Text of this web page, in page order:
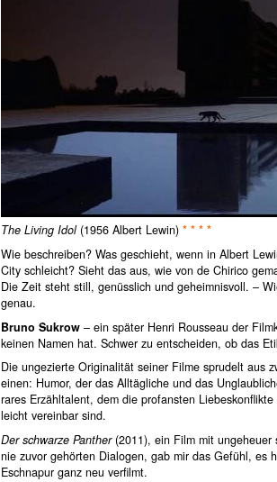
The Living Idol(1956 Albert Lewin) * * * *
Wie beschreiben? Was geschieht, wenn in Albert
City schleicht? Sieht das aus, wie von de Chirico
Die Zeit steht still, genüsslich und geheimnisvoll. –
genau.
Bruno Sukrow – ein später Henri Rousseau der
keinen Namen hat. Schwer zu entscheiden, ob das
Die ungezierte Originalität seiner Filme sprudelt aus
einen: Humor, der das Alltägliche und das
rares Erzähltalent, dem die profansten
leicht vereinbar sind.
Der schwarze Panther(2011), ein Film mit ungeheuer
nie zuvor gehörten Dialogen, gab mir das Gefühl, es
Eschnapur ganz neu verfilmt.